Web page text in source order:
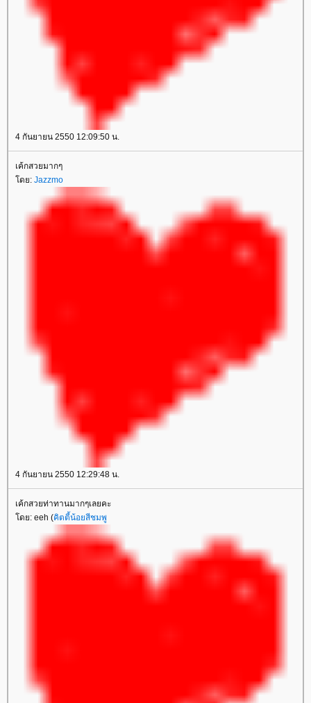
4 กันยายน 2550 12:09:50 น.
เค้กสวยมากๆ
โดย: Jazzmo
4 กันยายน 2550 12:29:48 น.
เค้กสวยท่าทานมากๆเลยคะ
โดย: eeh (คิตตี้น้อยสีชมพู